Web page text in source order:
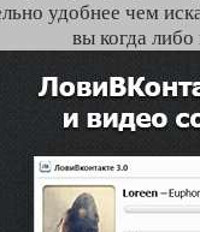
удобнее чем
вы когда либо